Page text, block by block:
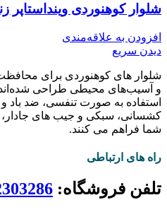
شلوار کوهنوردی وینداستاپر
افزودن به علاقه‌مندی
دیدن سریع
شلوار های کوهنوردی برای
و آسیب‌های محیطی طراحی
استفاده به صورت تنفسی، ضد باد
کشسانی، سبکی و جیب های جادار،
شما فراهم می کنند.
راه های ارتباطی
تلفن فروشگاه: 071